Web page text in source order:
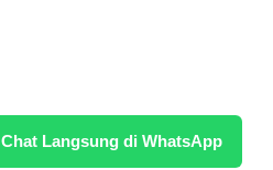
Chat Langsung di WhatsApp